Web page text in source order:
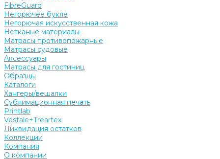
FibreGuard
Негорючее букле
Негорючая искусственная кожа
Нетканые материалы
Матрасы противопожарные
Матрасы судовые
Аксессуары
Матрасы для гостиниц
Образцы
Каталоги
Хангеры/вешалки
Сублимационная печать
Printlab
Vestale+Treartex
Ликвидация остатков
Коллекции
Компания
О компании